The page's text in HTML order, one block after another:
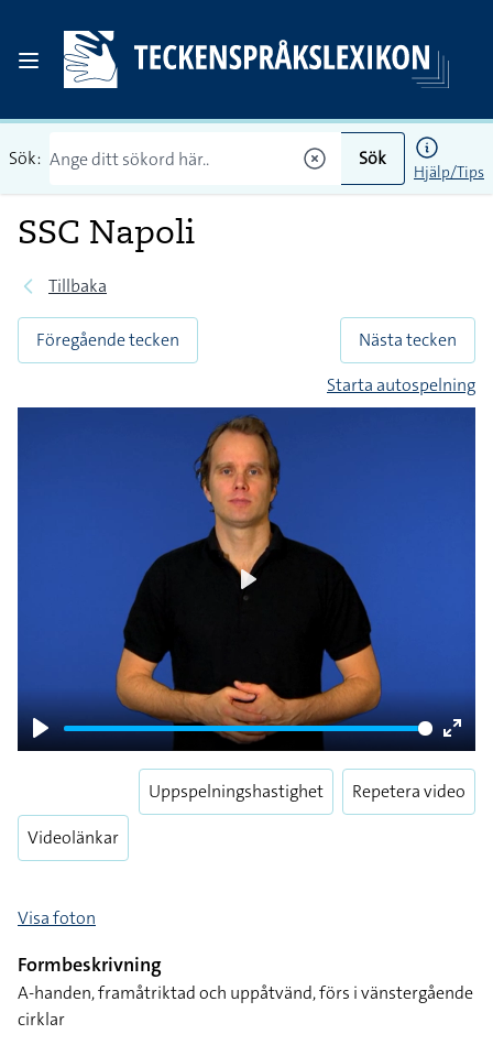
Sök: Sök
Hjälp/Tips
SSC Napoli
Tillbaka
Föregående tecken
Nästa tecken
Starta autospelning
Play
Enter
Play
Videolänkar
Uppspelningshastighet Repetera video
Visa foton
Formbeskrivning
A-handen, framåtriktad och uppåtvänd, förs i vänstergående
cirklar